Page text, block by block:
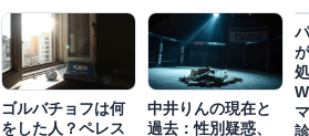
ゴルバチョフは何
をした人？ペレス
中井りんの現在と
過去：性別疑惑、